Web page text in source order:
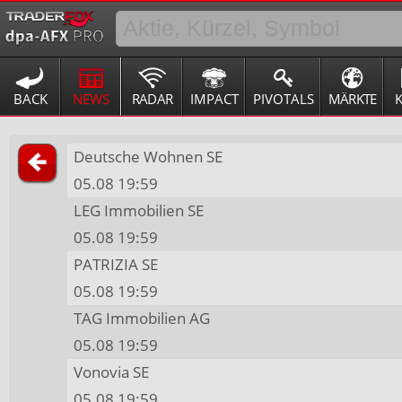
BACK NEWS RADAR IMPACT PIVOTALS MÄRKTE
Deutsche Wohnen SE
05.08 19:59
LEG Immobilien SE
05.08 19:59
PATRIZIA SE
05.08 19:59
TAG Immobilien AG
05.08 19:59
Vonovia SE